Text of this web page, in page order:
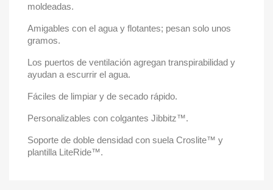
moldeadas.
Amigables con el agua y flotantes; pesan solo unos
gramos.
Los puertos de ventilación agregan transpirabilidad y
ayudan a escurrir el agua.
Fáciles de limpiar y de secado rápido.
Personalizables con colgantes Jibbitz™.
Soporte de doble densidad con suela Croslite™ y
plantilla LiteRide™.